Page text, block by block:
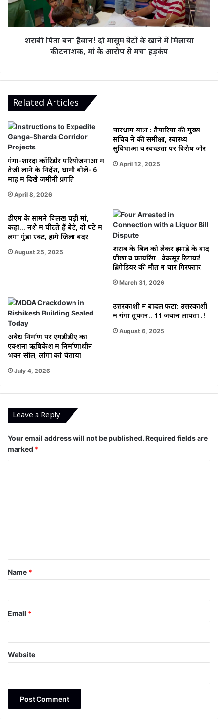
की
SIT
बेटों
खाने
से
मचा
शराबी पिता बना हैवान! दो मासूम बेटों के खाने में मिलाया
कीटनाशक, मां के आरोप से मचा हड़कंप
Related Articles
गंगा-शारदा कॉरिडोर परियोजनाओं में
तेजी लाने के निर्देश, धामी बोले- 6
माह में दिखे जमीनी प्रगति
April 8, 2026
चारधाम यात्रा : तैयारियों की मुख्य
सचिव ने की समीक्षा, स्वास्थ्य
सुविधाओं व स्वच्छता पर विशेष जोर
April 12, 2025
डीएम के सामने बिलख पड़ी मां,
कहा… नशे में पीटते हैं बेटे, दो घंटे में
लगा गुंडा एक्ट, होंगे जिला बदर
August 25, 2025
शराब के बिल को लेकर झगड़े के बाद
पीछा व फायरिंग…बेकसूर रिटायर्ड
ब्रिगेडियर की मौत में चार गिरफ्तार
March 31, 2026
अवैध निर्माण पर एमडीडीए का
एक्शनः ऋषिकेश में निर्माणाधीन
भवन सील, लोगों को चेताया
July 4, 2026
उत्तरकाशी में बादल फटा: उत्तरकाशी
में गंगा तूफान.. 11 जवान लापता..!
August 6, 2025
Leave a Reply
Your email address will not be published. Required fields are
marked *
*
Name *
Email *
Website